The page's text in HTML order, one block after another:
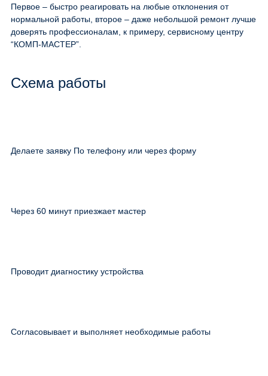
Первое – быстро реагировать на любые отклонения от
нормальной работы, второе – даже небольшой ремонт лучше
доверять профессионалам, к примеру, сервисному центру
“КОМП-МАСТЕР”.
Схема работы
Делаете заявку По телефону или через форму
Через 60 минут приезжает мастер
Проводит диагностику устройства
Согласовывает и выполняет необходимые работы